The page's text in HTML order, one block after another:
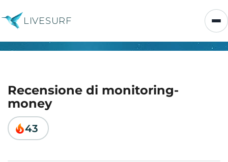
LIVESURF
Recensione di monitoring-
money
43